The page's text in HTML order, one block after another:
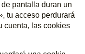
pantalla duran un
tu acceso perdurará
cuenta, las cookies